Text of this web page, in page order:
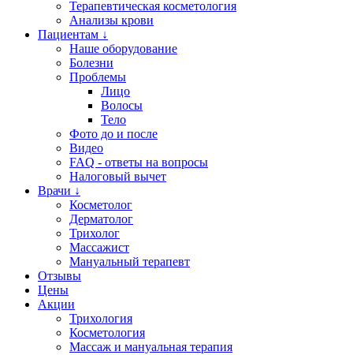
Терапевтическая косметология
Анализы крови
Пациентам ↓
Наше оборудование
Болезни
Проблемы
Лицо
Волосы
Тело
Фото до и после
Видео
FAQ - ответы на вопросы
Налоговый вычет
Врачи ↓
Косметолог
Дерматолог
Трихолог
Массажист
Мануальный терапевт
Отзывы
Цены
Акции
Трихология
Косметология
Массаж и мануальная терапия